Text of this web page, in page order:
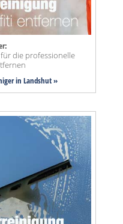
die professionelle
in Landshut »